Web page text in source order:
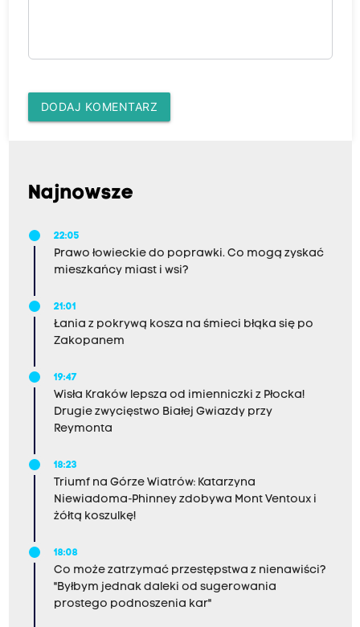
DODAJ KOMENTARZ
Najnowsze
22:05
Prawo łowieckie do poprawki. Co mogą zyskać
mieszkańcy miast i wsi?
21:01
Łania z pokrywą kosza na śmieci błąka się po
Zakopanem
19:47
Wisła Kraków lepsza od imienniczki z Płocka!
Drugie zwycięstwo Białej Gwiazdy przy
Reymonta
18:23
Triumf na Górze Wiatrów: Katarzyna
Niewiadoma-Phinney zdobywa Mont Ventoux i
żółtą koszulkę!
18:08
Co może zatrzymać przestępstwa z nienawiści?
"Byłbym jednak daleki od sugerowania
prostego podnoszenia kar"